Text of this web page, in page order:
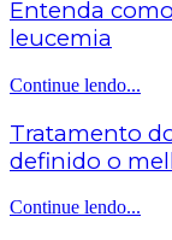
Entenda
leucemia
Continue lendo...
Tratamento
definido o
Continue lendo...